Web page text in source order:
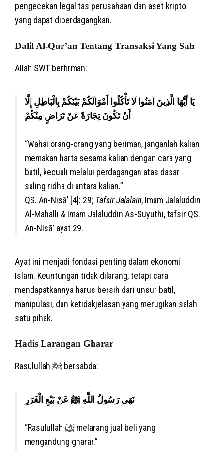
pengecekan legalitas perusahaan dan aset kripto
yang dapat diperdagangkan.
Dalil Al-Qur’an Tentang Transaksi Yang Sah
Allah SWT berfirman:
يَا أَيُّهَا الَّذِينَ آمَنُوا لَا تَأْكُلُوا أَمْوَالَكُمْ بَيْنَكُمْ بِالْبَاطِلِ إِلَّا
أَنْ تَكُونَ تِجَارَةً عَنْ تَرَاضٍ مِنْكُمْ
“Wahai orang-orang yang beriman, janganlah kalian
memakan harta sesama kalian dengan cara yang
batil, kecuali melalui perdagangan atas dasar
saling ridha di antara kalian.”
QS. An-Nisā’ [4]: 29; Tafsir Jalalain, Imam Jalaluddin
Al-Mahalli & Imam Jalaluddin As-Suyuthi, tafsir QS.
An-Nisā’ ayat 29.
Ayat ini menjadi fondasi penting dalam ekonomi
Islam. Keuntungan tidak dilarang, tetapi cara
mendapatkannya harus bersih dari unsur batil,
manipulasi, dan ketidakjelasan yang merugikan salah
satu pihak.
Hadis Larangan Gharar
Rasulullah ﷺ bersabda:
نَهَى رَسُولُ اللَّهِ ﷺ عَنْ بَيْعِ الْغَرَرِ
“Rasulullah ﷺ melarang jual beli yang
mengandung gharar.”